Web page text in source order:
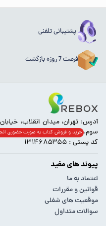
پشتیبانی تلفنی
فرصت 7 روزه بازگشت
سوم. خرید و فروش کتاب به صورت حضوری
کد پستی : ۱۳۱۴۶۸۵۳۵۵
پیوند های مفید
اعتماد به ما
قوانین و مقررات
موقعیت های شغلی
سوالات متداول